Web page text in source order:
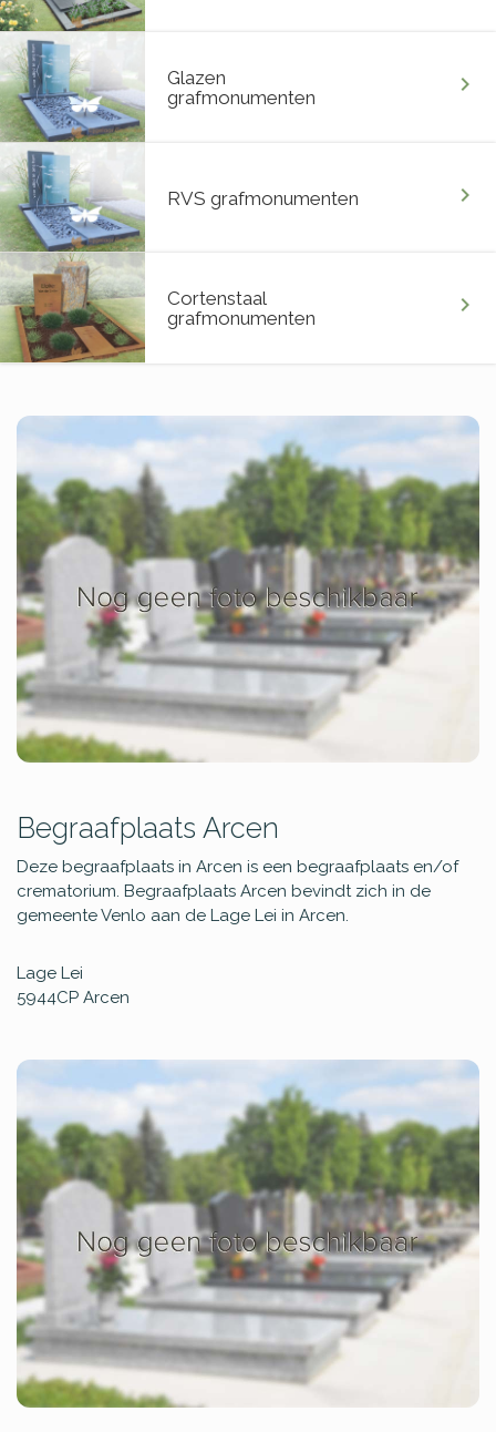
Glazen
grafmonumenten
chevron_right
RVS grafmonumenten chevron_right
Cortenstaal
grafmonumenten
chevron_right
Begraafplaats Arcen
Deze begraafplaats in Arcen is een begraafplaats en/of
crematorium. Begraafplaats Arcen bevindt zich in de
gemeente Venlo aan de Lage Lei in Arcen.
Lage Lei
5944CP Arcen